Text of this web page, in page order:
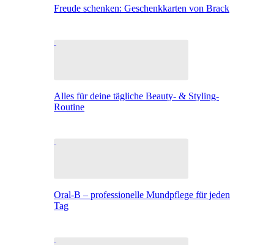
Freude schenken: Geschenkkarten von Brack
Alles für deine tägliche Beauty- & Styling-
Routine
Oral-B – professionelle Mundpflege für jeden
Tag